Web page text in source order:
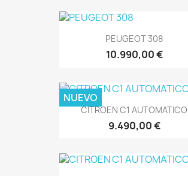
PEUGEOT 308
10.990,00 €
CITROEN C1 AUTOMATICO
9.490,00 €
NUEVO